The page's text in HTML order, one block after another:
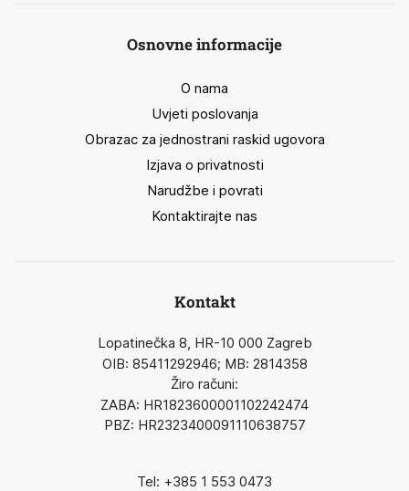
Osnovne informacije
O nama
Uvjeti poslovanja
Obrazac za jednostrani raskid ugovora
Izjava o privatnosti
Narudžbe i povrati
Kontaktirajte nas
Kontakt
Lopatinečka 8, HR-10 000 Zagreb
OIB: 85411292946; MB: 2814358
Žiro računi:
ZABA: HR1823600001102242474
PBZ: HR2323400091110638757
Tel: +385 1 553 0473